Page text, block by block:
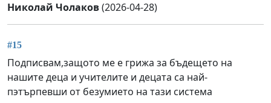
Николай Чолаков(2026-04-28)
#15
Подписвам,защото ме е грижа за бъдещето на
нашите деца и учителите и децата са най-
пэтърпевши от безумието на тази система